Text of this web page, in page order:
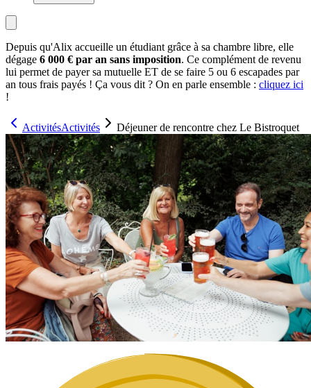
Depuis qu'Alix accueille un étudiant grâce à sa chambre libre, elle
dégage 6 000 € par an sans imposition. Ce complément de revenu
lui permet de payer sa mutuelle ET de se faire 5 ou 6 escapades par
an tous frais payés ! Ça vous dit ? On en parle ensemble : cliquez ici
!
ActivitésActivités Déjeuner de rencontre chez Le Bistroquet